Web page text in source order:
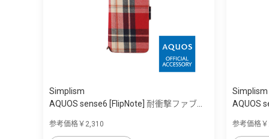
Simplism
AQUOS sense6 [FlipNote] 耐衝撃ファブ...
参考価格￥2,310
Simplism
AQUOS
参考価格